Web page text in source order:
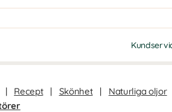
| Recept | Skönhet | Naturliga oljor